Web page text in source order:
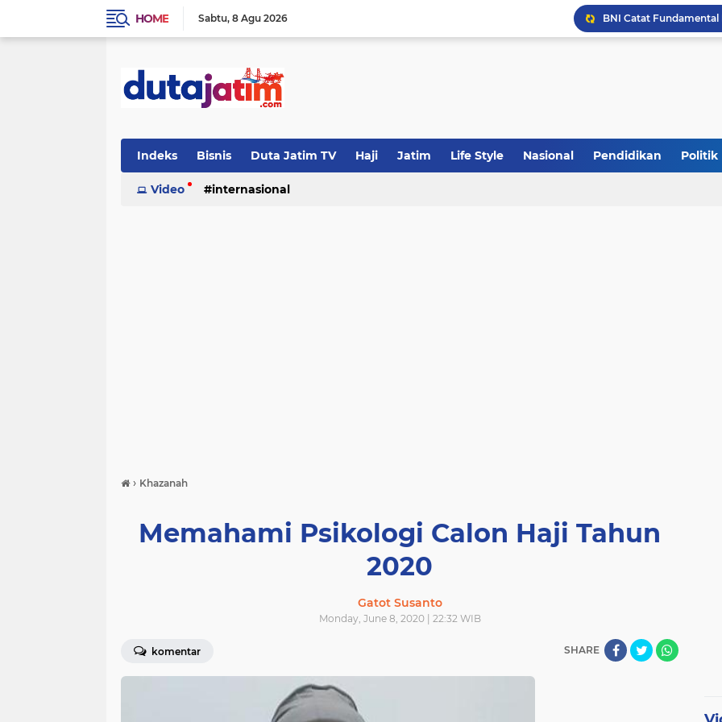
HOME Sabtu 8 Agu 2026
JakOne Mobile Antar
Khutbah Jumat:
Indeks Bisnis Duta Jatim TV Haji Jatim Life Style Nasional Pendidikan Politik
Video internasional
› Khazanah
Memahami Psikologi Calon Haji Tahun
2020
Gatot Susanto
Monday, June 8, 2020 | 22:32 WIB
komentar SHARE